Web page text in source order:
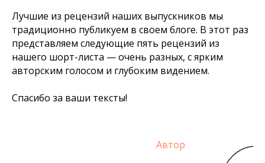
Лучшие из рецензий наших выпускников мы
традиционно публикуем в своем блоге. В этот раз
представляем следующие пять рецензий из
нашего шорт-листа — очень разных, с ярким
авторским голосом и глубоким видением.
Спасибо за ваши тексты!
Автор